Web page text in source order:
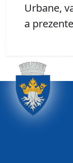
Urbane,
a